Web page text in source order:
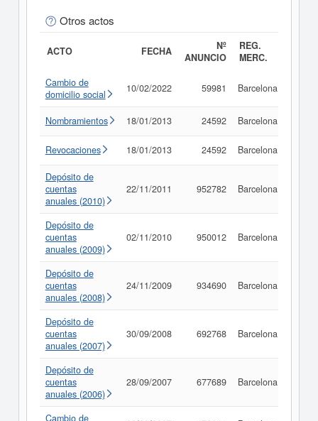
Otros actos
ACTO FECHA
Nº
ANUNCIO
REG.
MERC.
Cambio de
domicilio social
10/02/2022 59981 Barcelona
Nombramientos 18/01/2013 24592 Barcelona
Revocaciones 18/01/2013 24592 Barcelona
Depósito de
cuentas
anuales (2010)
22/11/2011 952782 Barcelona
Depósito de
cuentas
anuales (2009)
02/11/2010 950012 Barcelona
Depósito de
cuentas
anuales (2008)
24/11/2009 934690 Barcelona
Depósito de
cuentas
anuales (2007)
30/09/2008 692768 Barcelona
Depósito de
cuentas
anuales (2006)
28/09/2007 677689 Barcelona
Cambio de